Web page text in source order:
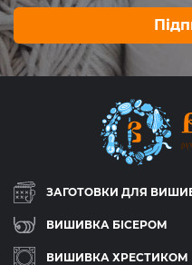
ЗАГОТОВКИ ДЛЯ
ВИШИВКА БІСЕРОМ
ВИШИВКА ХРЕСТИКОМ